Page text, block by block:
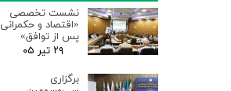
نشست تخصصی
«اقتصاد و حکمرانی
پس از توافق»
۲۹ تیر ۰۵
برگزاری